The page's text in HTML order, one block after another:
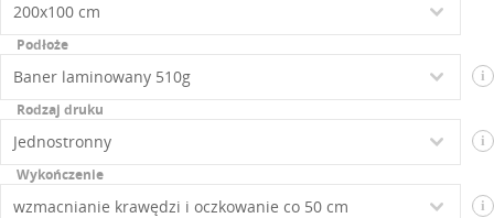
Podłoże
i
Rodzaj druku
i
Wykończenie
i